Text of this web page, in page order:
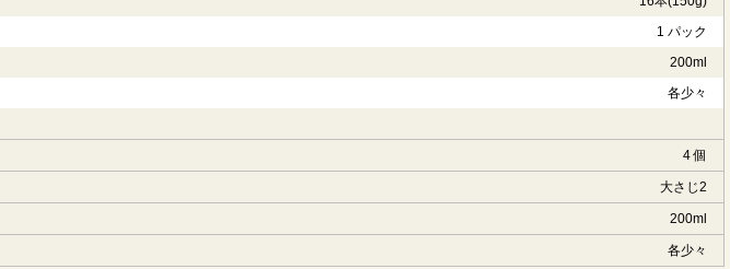
1 パック
200ml
各少々
4 個
大さじ2
200ml
各少々